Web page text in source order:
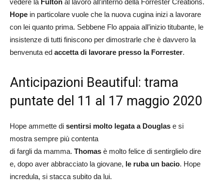
Hope in particolare vuole che la nuova cugina inizi a lavorare
con lei quanto prima. Sebbene Flo appaia all’inizio titubante, le
insistenze di tutti finiscono per dimostrarle che è davvero la
benvenuta ed accetta di lavorare presso la Forrester.
Anticipazioni Beautiful: trama
puntate del 11 al 17 maggio 2020
Hope ammette di sentirsi molto legata a Douglas e si
mostra sempre più contenta
di fargli da mamma. Thomas è molto felice di sentirglielo dire
e, dopo aver abbracciato la giovane, le ruba un bacio. Hope
incredula, si stacca subito da lui.